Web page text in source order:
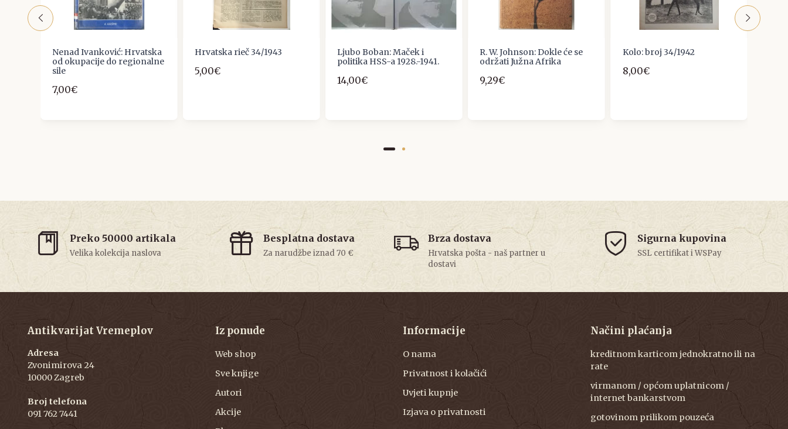
Nenad Ivanković: Hrvatska
od okupacije do regionalne
sile
7,00€
Hrvatska rieč 34/1943
5,00€
Ljubo Boban: Maček i
politika HSS-a 1928.-1941.
14,00€
R. W. Johnson: Dokle će se
održati Južna Afrika
9,29€
Kolo: broj 34/1942
8,00€
Preko 50000 artikala
Velika kolekcija naslova
Besplatna dostava
Za narudžbe iznad 70 €
Brza dostava
Hrvatska pošta - naš partner u
dostavi
Sigurna kupovina
SSL certifikat i WSPay
Antikvarijat Vremeplov
Adresa
Zvonimirova 24
10000 Zagreb
Broj telefona
091 762 7441
Iz ponude
Web shop
Sve knjige
Autori
Akcije
Informacije
O nama
Privatnost i kolačići
Uvjeti kupnje
Izjava o privatnosti
Načini plaćanja
kreditnom karticom jednokratno ili na
rate
virmanom / općom uplatnicom /
internet bankarstvom
gotovinom prilikom pouzeća